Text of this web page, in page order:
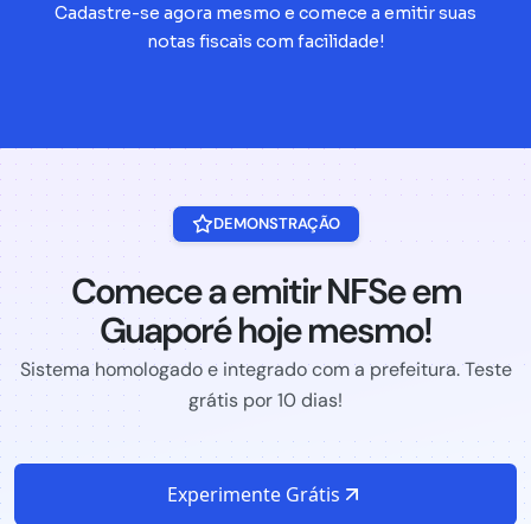
Cadastre-se agora mesmo e comece a emitir suas
notas fiscais com facilidade!
DEMONSTRAÇÃO
Comece a emitir NFSe em
Guaporé hoje mesmo!
Sistema homologado e integrado com a prefeitura. Teste
grátis por 10 dias!
Experimente Grátis